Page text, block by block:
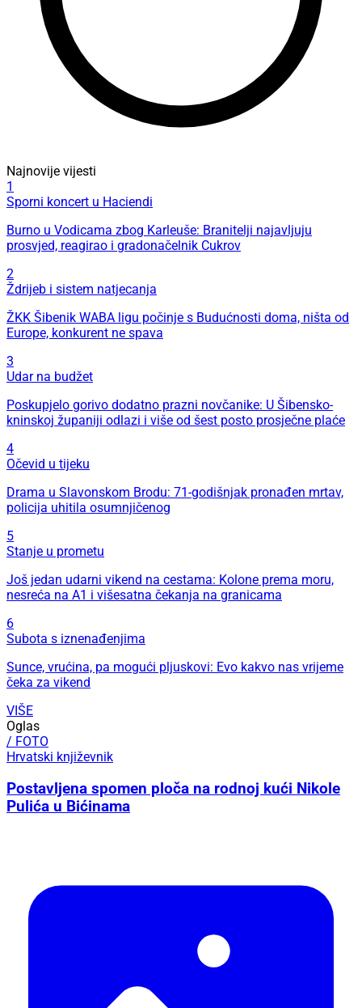
Najnovije vijesti
1
Sporni koncert u Haciendi
Burno u Vodicama zbog Karleuše: Branitelji najavljuju
prosvjed, reagirao i gradonačelnik Cukrov
2
Ždrijeb i sistem natjecanja
ŽKK Šibenik WABA ligu počinje s Budućnosti doma, ništa od
Europe, konkurent ne spava
3
Udar na budžet
Poskupjelo gorivo dodatno prazni novčanike: U Šibensko-
kninskoj županiji odlazi i više od šest posto prosječne plaće
4
Očevid u tijeku
Drama u Slavonskom Brodu: 71-godišnjak pronađen mrtav,
policija uhitila osumnjičenog
5
Stanje u prometu
Još jedan udarni vikend na cestama: Kolone prema moru,
nesreća na A1 i višesatna čekanja na granicama
6
Subota s iznenađenjima
Sunce, vrućina, pa mogući pljuskovi: Evo kakvo nas vrijeme
čeka za vikend
VIŠE
Oglas
/ FOTO
Hrvatski književnik
Postavljena spomen ploča na rodnoj kući Nikole
Pulića u Bićinama